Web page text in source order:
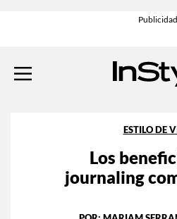
ESTILO DE
Los
journaling